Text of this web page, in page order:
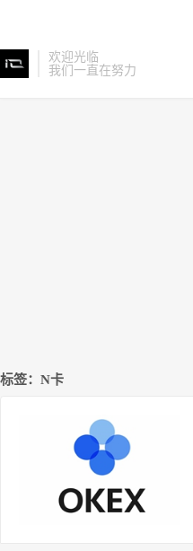
欢迎光临
我们一直在努力
标签：N卡